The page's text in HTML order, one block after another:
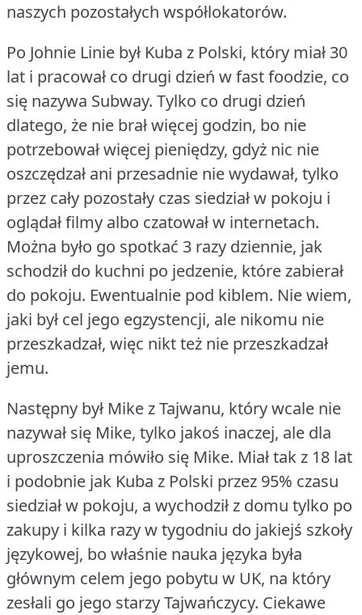
naszych pozostałych współlokatorów.
Po Johnie Linie był Kuba z Polski, który miał 30
lat i pracował co drugi dzień w fast foodzie, co
się nazywa Subway. Tylko co drugi dzień
dlatego, że nie brał więcej godzin, bo nie
potrzebował więcej pieniędzy, gdyż nic nie
oszczędzał ani przesadnie nie wydawał, tylko
przez cały pozostały czas siedział w pokoju i
oglądał filmy albo czatował w internetach.
Można było go spotkać 3 razy dziennie, jak
schodził do kuchni po jedzenie, które zabierał
do pokoju. Ewentualnie pod kiblem. Nie wiem,
jaki był cel jego egzystencji, ale nikomu nie
przeszkadzał, więc nikt też nie przeszkadzał
jemu.
Następny był Mike z Tajwanu, który wcale nie
nazywał się Mike, tylko jakoś inaczej, ale dla
uproszczenia mówiło się Mike. Miał tak z 18 lat
i podobnie jak Kuba z Polski przez 95% czasu
siedział w pokoju, a wychodził z domu tylko po
zakupy i kilka razy w tygodniu do jakiejś szkoły
językowej, bo właśnie nauka języka była
głównym celem jego pobytu w UK, na który
zesłali go jego starzy Tajwańczycy. Ciekawe